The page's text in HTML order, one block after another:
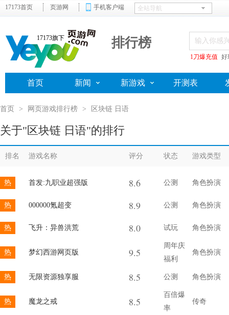
17173首页 页游网 手机客户端
17173旗下 排行榜
1刀爆充值 好
首页 新闻 新游戏 开测表
首页 > 网页游戏排行榜 > 区块链 日语
关于"区块链 日语"的排行
排名 游戏名称 评分 状态 游戏类型
热 首发:九职业超强版 8.6 公测 角色扮演
热 000000氪超变 8.9 公测 角色扮演
热 飞升：异兽洪荒 8.0 试玩 角色扮演
热 梦幻西游网页版 9.5
周年庆
福利
角色扮演
热 无限资源独享服 8.5 公测 角色扮演
热 魔龙之戒 8.5
百倍爆
率
传奇